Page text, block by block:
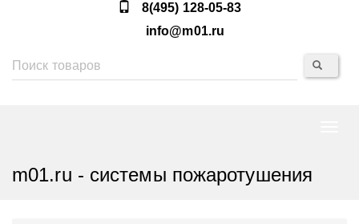
8(495) 128-05-83
info@m01.ru
m01.ru - системы пожаротушения